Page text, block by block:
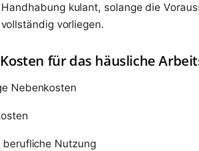
kulant, solange die
vorliegen.
für das häusliche
Nebenkosten
Nutzung